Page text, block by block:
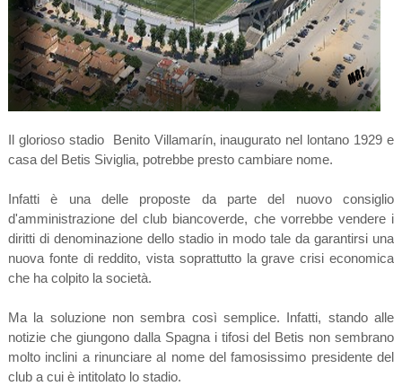
Il glorioso stadio Benito Villamarín, inaugurato nel lontano 1929 e
casa del Betis Siviglia, potrebbe presto cambiare nome.
Infatti è una delle proposte da parte del nuovo consiglio
d'amministrazione del club biancoverde, che vorrebbe vendere i
diritti di denominazione dello stadio in modo tale da garantirsi una
nuova fonte di reddito, vista soprattutto la grave crisi economica
che ha colpito la società.
Ma la soluzione non sembra così semplice. Infatti, stando alle
notizie che giungono dalla Spagna i tifosi del Betis non sembrano
molto inclini a rinunciare al nome del famosissimo presidente del
club a cui è intitolato lo stadio.